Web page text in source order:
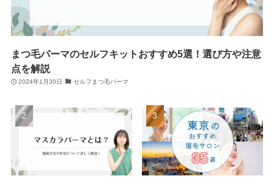
まつ毛パーマのセルフキットおすすめ5選！選び方や注意
点を解説
2024年1月30日 セルフまつ毛パーマ